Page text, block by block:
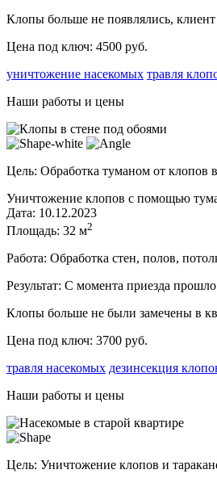
Клопы больше не появлялись,
Цена под ключ: 4500 руб.
уничтожение насекомых травля
Наши работы и цены
Цель: Обработка туманом от клопов
Уничтожение клопов с помощью
Дата: 10.12.2023
Площадь: 32 м2
Работа: Обработка стен, полов,
Результат: С момента приезда
Клопы больше не были замечены в
Цена под ключ: 3700 руб.
травля насекомых дезинсекция
Наши работы и цены
Цель: Уничтожение клопов и